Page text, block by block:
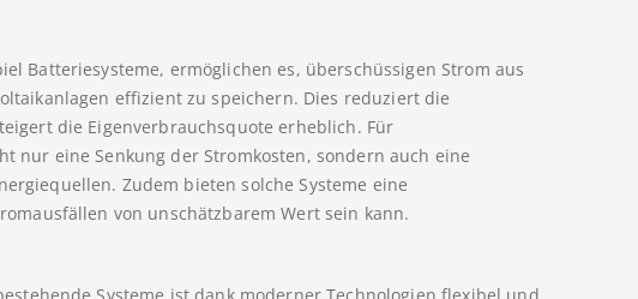
Batteriesysteme, ermöglichen es, überschüssigen Strom aus
effizient zu speichern. Dies reduziert die
die Eigenverbrauchsquote erheblich. Für
nur eine Senkung der Stromkosten, sondern auch eine
Zudem bieten solche Systeme eine
von unschätzbarem Wert sein kann.